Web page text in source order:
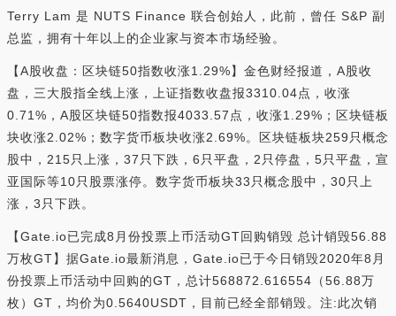
Terry Lam 是 NUTS Finance 联合创始人，此前，曾任 S&P 副
总监，拥有十年以上的企业家与资本市场经验。
【A股收盘：区块链50指数收涨1.29%】金色财经报道，A股收
盘，三大股指全线上涨，上证指数收盘报3310.04点，收涨
0.71%，A股区块链50指数报4033.57点，收涨1.29%；区块链板
块收涨2.02%；数字货币板块收涨2.69%。区块链板块259只概念
股中，215只上涨，37只下跌，6只平盘，2只停盘，5只平盘，宣
亚国际等10只股票涨停。数字货币板块33只概念股中，30只上
涨，3只下跌。
【Gate.io已完成8月份投票上币活动GT回购销毁 总计销毁56.88
万枚GT】据Gate.io最新消息，Gate.io已于今日销毁2020年8月
份投票上币活动中回购的GT，总计568872.616554（56.88万
枚）GT，均价为0.5640USDT，目前已经全部销毁。注:此次销